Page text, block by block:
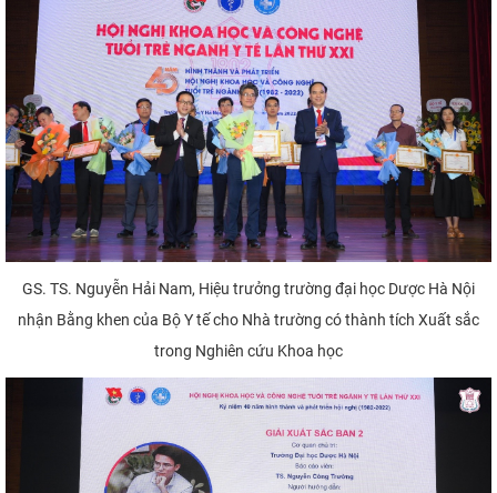
GS. TS. Nguyễn Hải Nam, Hiệu trưởng trường đại học Dược Hà Nội
nhận Bằng khen của Bộ Y tế cho Nhà trường có thành tích Xuất sắc
trong Nghiên cứu Khoa học